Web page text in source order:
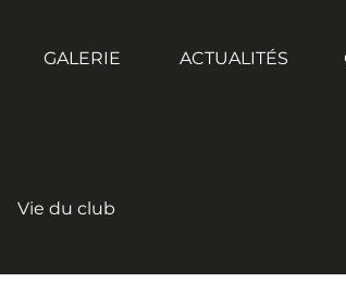
GALERIE ACTUALITÉS
Vie du club